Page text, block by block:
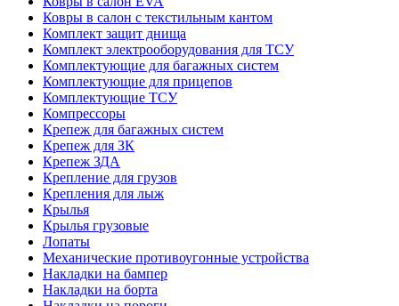
Ковры в салон с текстильным кантом
Комплект защит днища
Комплект электрооборудования для ТСУ
Комплектующие для багажных систем
Комплектующие для прицепов
Комплектующие ТСУ
Компрессоры
Крепеж для багажных систем
Крепеж для ЗК
Крепеж ЗДА
Крепление для грузов
Крепления для лыж
Крылья
Крылья грузовые
Лопаты
Механические противоугонные устройства
Накладки на бампер
Накладки на борта